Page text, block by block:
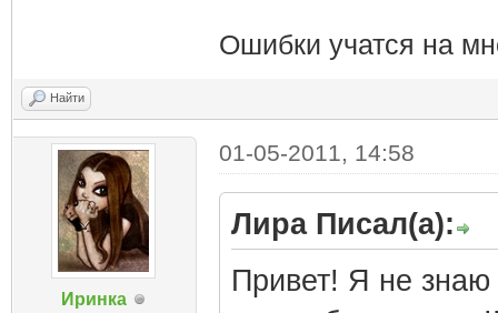
Ошибки учатся на
Найти
Иринка
01-05-2011, 14:58
Лира Писал(а):
Привет! Я не